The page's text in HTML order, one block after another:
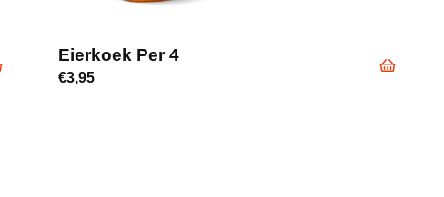
Eierkoek Per 4
€3,95